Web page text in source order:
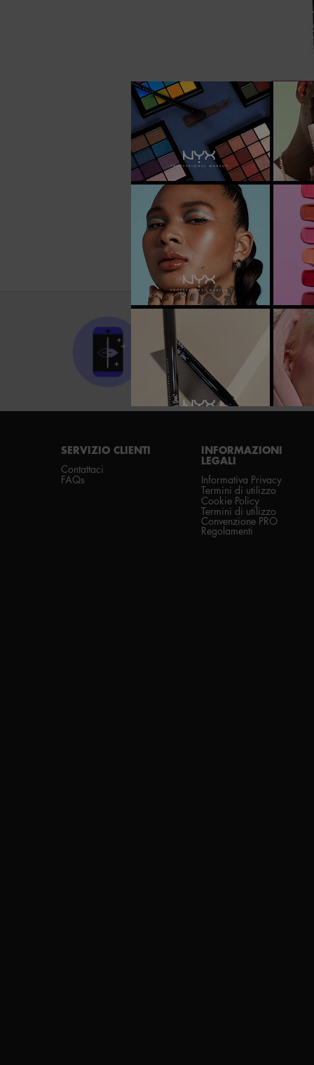
Ciglia
Una tonalità disponibile
CONSULENZA MAKEUP
PERSONALIZZATA
CON UN NOSTRO ESPERTO
SERVIZIO CLIENTI
Contattaci
FAQs
INFORMAZIONI
LEGALI
Informativa Privacy
Termini di utilizzo
Cookie Policy
Termini di utilizzo
Convenzione PRO
Regolamenti